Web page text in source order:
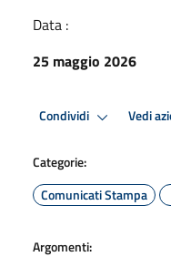
Data :
25 maggio 2026
Condividi Vedi
Categorie:
Comunicati Stampa
Argomenti: